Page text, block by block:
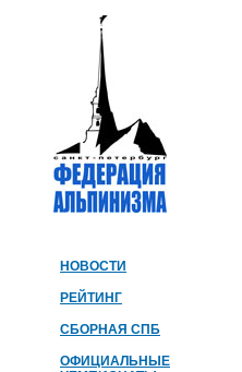
НОВОСТИ
РЕЙТИНГ
СБОРНАЯ СПБ
ОФИЦИАЛЬНЫЕ